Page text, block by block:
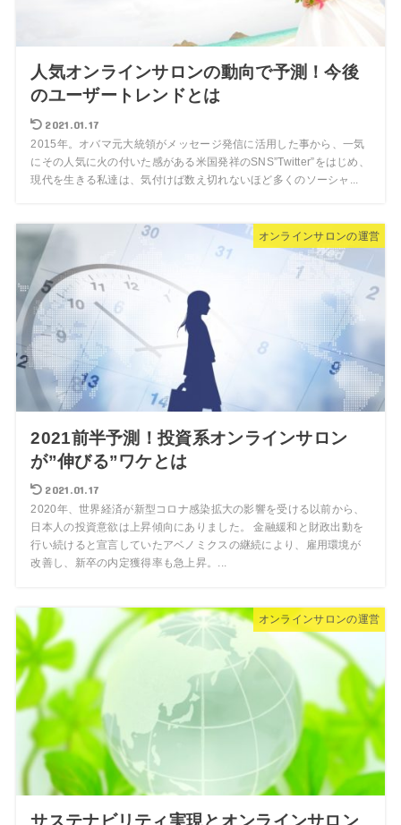
人気オンラインサロンの動向で予測！今後
のユーザートレンドとは
2021.01.17
2015年。オバマ元大統領がメッセージ発信に活用した事から、一気
にその人気に火の付いた感がある米国発祥のSNS”Twitter”をはじめ、
現代を生きる私達は、気付けば数え切れないほど多くのソーシャ...
オンラインサロンの運営
2021前半予測！投資系オンラインサロン
が”伸びる”ワケとは
2021.01.17
2020年、世界経済が新型コロナ感染拡大の影響を受ける以前から、
日本人の投資意欲は上昇傾向にありました。 金融緩和と財政出動を
行い続けると宣言していたアベノミクスの継続により、雇用環境が
改善し、新卒の内定獲得率も急上昇。...
オンラインサロンの運営